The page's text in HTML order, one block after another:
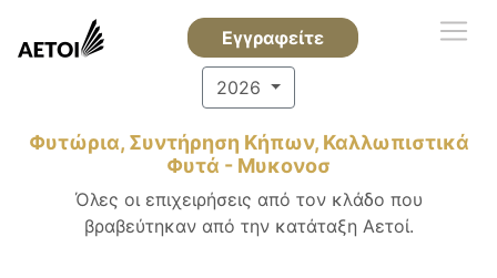
Εγγραφείτε
2026
Φυτώρια, Συντήρηση Κήπων, Καλλωπιστικά
Φυτά - Μυκονοσ
Όλες οι επιχειρήσεις από τον κλάδο που
βραβεύτηκαν από την κατάταξη Αετοί.